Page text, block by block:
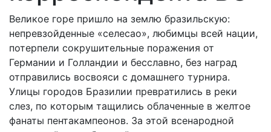
Великое горе пришло на землю бразильскую:
непревзойденные «селесао», любимцы всей нации,
потерпели сокрушительные поражения от
Германии и Голландии и бесславно, без наград
отправились восвояси с домашнего турнира.
Улицы городов Бразилии превратились в реки
слез, по которым тащились облаченные в желтое
фанаты пентакампеонов. За этой всенародной